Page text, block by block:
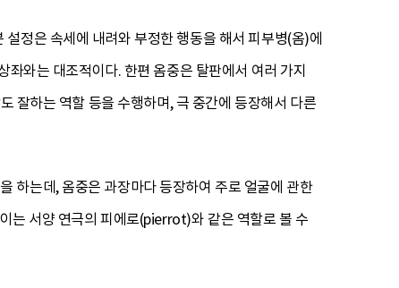
정은 속세에 내려와 부정한 행동을 해서 피부병(옴)에
와는 대조적이다. 한편 옴중은 탈판에서 여러 가지
잘하는 역할 등을 수행하며, 극 중간에 등장해서 다른
하는데, 옴중은 과장마다 등장하여 주로 얼굴에 관한
는 서양 연극의 피에로(pierrot)와 같은 역할로 볼 수